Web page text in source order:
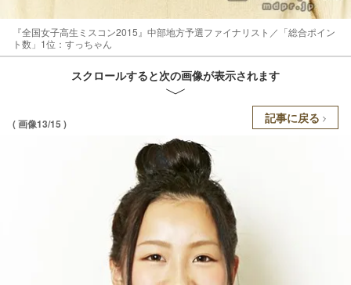
『全国女子高生ミスコン2015』中部地方予選ファイナリスト／「総合ポイン
ト数」1位：すっちゃん
スクロールすると次の画像が表示されます
( 画像13/15 ) 記事に戻る